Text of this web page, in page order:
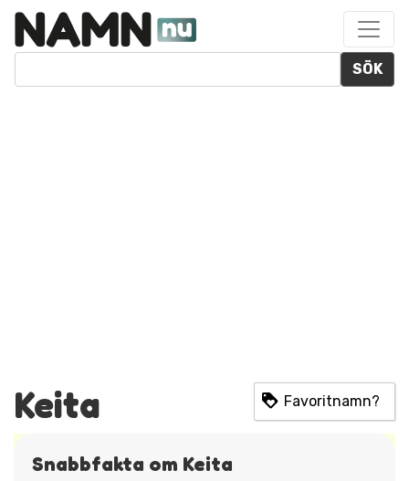
SÖK
Keita Favoritnamn?
Snabbfakta om Keita